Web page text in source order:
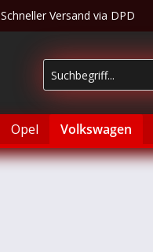
Schneller Versand via DPD
Opel Volkswagen